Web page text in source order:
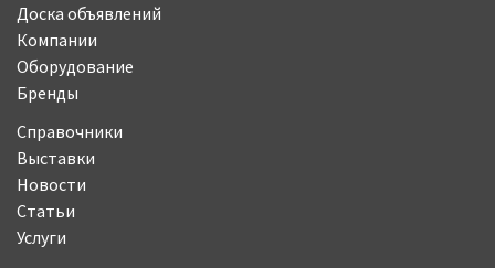
Доска объявлений
Компании
Оборудование
Бренды
Справочники
Выставки
Новости
Статьи
Услуги